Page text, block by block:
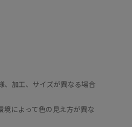
、加工、サイズが異なる場合
によって色の見え方が異な